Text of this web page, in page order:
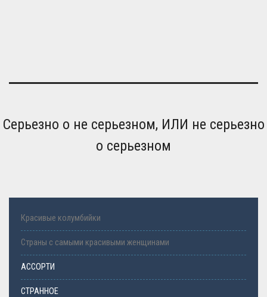
Серьезно о не серьезном, ИЛИ не серьезно
о серьезном
Красивые колумбийки
Страны с самыми красивыми женщинами
АССОРТИ
СТРАННОЕ